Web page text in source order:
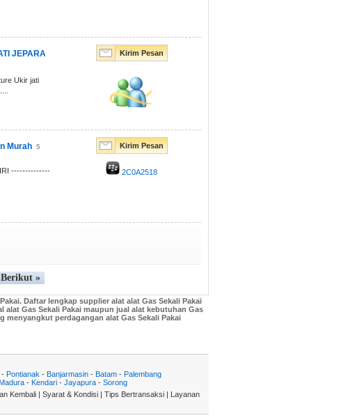
Kirim Pesan
JEPARA
Ukir jati
Kirim Pesan
2C0A2518
Murah 5
--------------
Berikut »
Daftar lengkap supplier alat alat Gas Sekali Pakai
Gas Sekali Pakai maupun jual alat kebutuhan Gas
menyangkut perdagangan alat Gas Sekali Pakai
Pontianak - Banjarmasin- Batam- Palembang
- Kendari - Jayapura - Sorong
Kembali | Syarat & Kondisi | Tips Bertransaksi | Layanan